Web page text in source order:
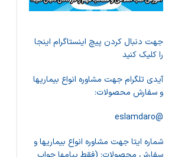
جهت دنبال کردن پیچ اینستاگرام اینجا
را کلیک کنید
آیدی تلگرام جهت مشاوره انواع بیماریها
و سفارش محصولات:
@eslamdaro
شماره ایتا جهت مشاوره انواع بیماریها و